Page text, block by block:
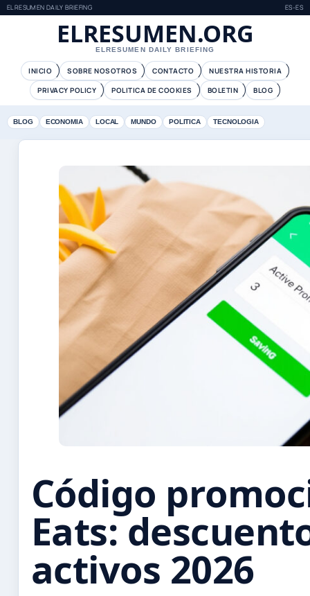
ELRESUMEN DAILY BRIEFING ES-ES
ELRESUMEN.ORG
ELRESUMEN DAILY BRIEFING
INICIO SOBRE NOSOTROS CONTACTO
NUESTRA HISTORIA
PRIVACY POLICY
POLITICA DE COOKIES BOLETIN BLOG
BLOG ECONOMIA LOCAL MUNDO POLITICA TECNOLOGIA
Código
Eats:
activos 2026